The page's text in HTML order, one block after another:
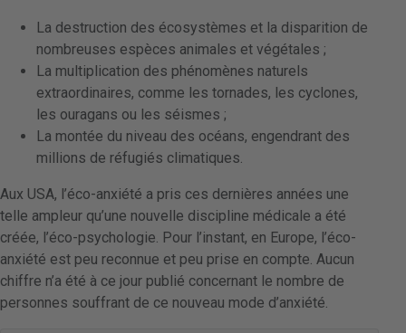
La destruction des écosystèmes et la disparition de
nombreuses espèces animales et végétales ;
La multiplication des phénomènes naturels
extraordinaires, comme les tornades, les cyclones,
les ouragans ou les séismes ;
La montée du niveau des océans, engendrant des
millions de réfugiés climatiques.
Aux USA, l’éco-anxiété a pris ces dernières années une
telle ampleur qu’une nouvelle discipline médicale a été
créée, l’éco-psychologie. Pour l’instant, en Europe, l’éco-
anxiété est peu reconnue et peu prise en compte. Aucun
chiffre n’a été à ce jour publié concernant le nombre de
personnes souffrant de ce nouveau mode d’anxiété.